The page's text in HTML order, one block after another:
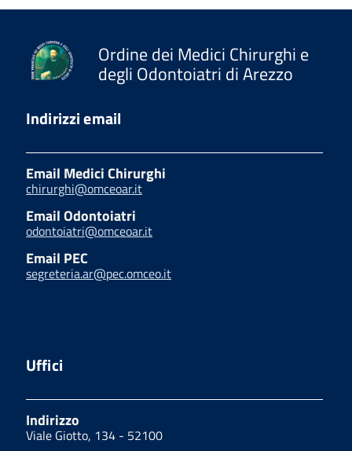
Ordine dei Medici Chirurghi e
degli Odontoiatri di Arezzo
Indirizzi email
Email Medici Chirurghi
chirurghi@omceoar.it
Email Odontoiatri
odontoiatri@omceoar.it
Email PEC
segreteria.ar@pec.omceo.it
Uffici
Indirizzo
Viale Giotto, 134 - 52100